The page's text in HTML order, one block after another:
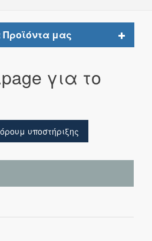
Προϊόντα μας
Toggle
για το
υποστήριξης